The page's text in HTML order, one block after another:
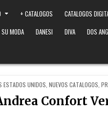
+ CATALOGOS CATALOGOS
MODA
DANESI DIVA DOS
ESTADOS UNIDOS NUEVOS CATALOGOS
Confort